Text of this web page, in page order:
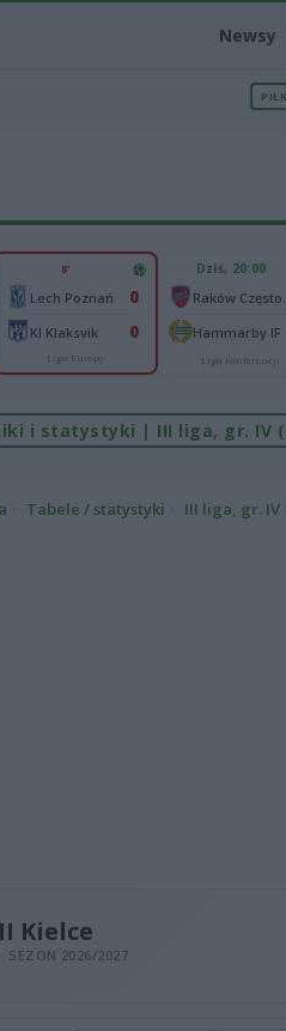
Newsy
8'
Lech Poznań 0
KI Klaksvik 0
Liga Europy
Dziś, 20:00
Hammarby IF
Liga Konferencji
i statystyki | III liga, gr. IV
Tabele / statystyki III liga, gr. IV
Kielce
SEZON 2026/2027